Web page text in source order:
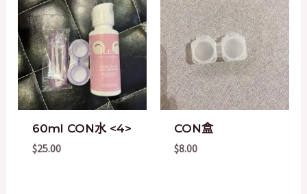
60ml CON水 <4>
$25.00
CON盒
$8.00